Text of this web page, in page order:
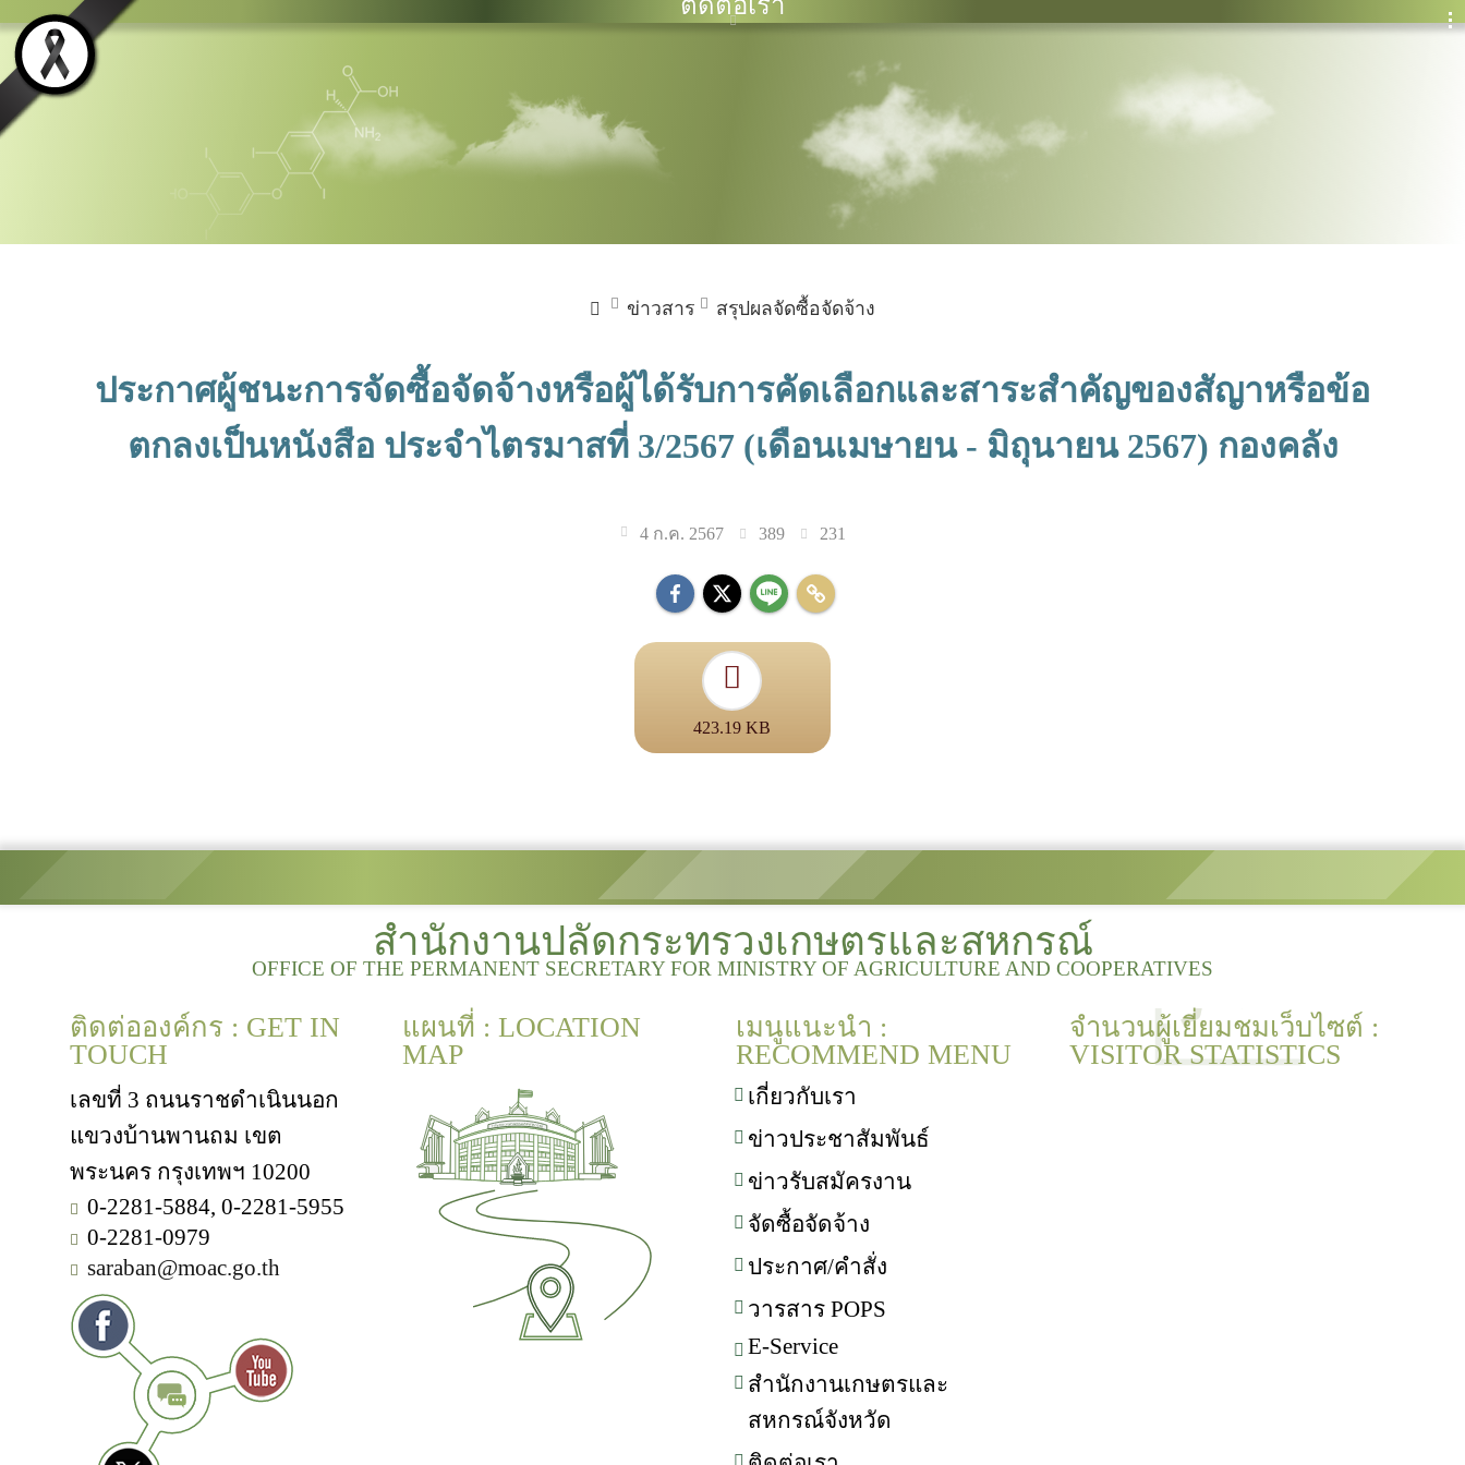
ข่าวสาร สรุปผลจัดซื้อจัดจ้าง
ประกาศผู้ชนะการจัดซื้อจัดจ้างหรือผู้ได้รับการคัดเลือกและสาระสำคัญของสัญาหรือข้อ
ตกลงเป็นหนังสือ ประจำไตรมาสที่ 3/2567 (เดือนเมษายน - มิถุนายน 2567) กองคลัง
4 ก.ค. 2567 389 231
423.19 KB
สำนักงานปลัดกระทรวงเกษตรและสหกรณ์
OFFICE OF THE PERMANENT SECRETARY FOR MINISTRY OF AGRICULTURE AND COOPERATIVES
ติดต่อองค์กร : GET IN
TOUCH
เลขที่ 3 ถนนราชดำเนินนอก
แขวงบ้านพานถม เขต
พระนคร กรุงเทพฯ 10200
0-2281-5884, 0-2281-5955
0-2281-0979
saraban@moac.go.th
แผนที่ : LOCATION
MAP
เมนูแนะนำ :
RECOMMEND MENU
เกี่ยวกับเรา
ข่าวประชาสัมพันธ์
ข่าวรับสมัครงาน
จัดซื้อจัดจ้าง
ประกาศ/คำสั่ง
วารสาร POPS
E-Service
สำนักงานเกษตรและ
สหกรณ์จังหวัด
จำนวนผู้เยี่ยมชมเว็บไซต์ :
VISITOR STATISTICS